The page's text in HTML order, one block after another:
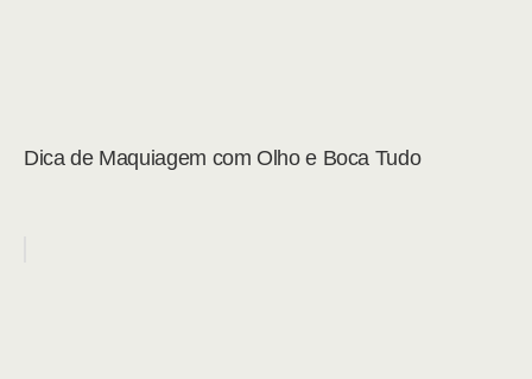
Dica de Maquiagem com Olho e Boca Tudo